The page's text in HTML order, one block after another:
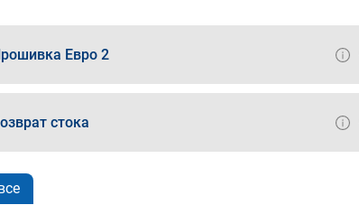
Евро 2
стока